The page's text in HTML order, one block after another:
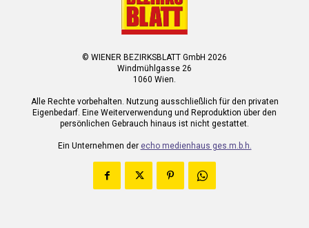
© WIENER BEZIRKSBLATT GmbH 2026
Windmühlgasse 26
1060 Wien.
Alle Rechte vorbehalten. Nutzung ausschließlich für den privaten
Eigenbedarf. Eine Weiterverwendung und Reproduktion über den
persönlichen Gebrauch hinaus ist nicht gestattet.
Ein Unternehmen der echo medienhaus ges.m.b.h.